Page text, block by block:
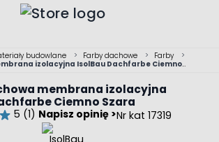
budowlane > Farby dachowe > Farby
>
izolacyjna IsolBau Dachfarbe Ciemno
membrana izolacyjna
Ciemno Szara
5 (1) Napisz opinię >Nr kat 17319